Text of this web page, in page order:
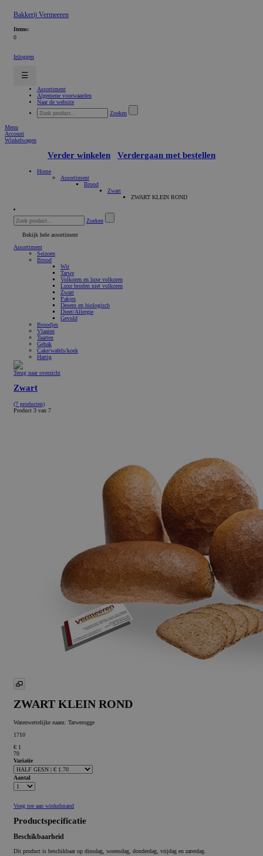
Bakkerij Vermeeren
Items:
0
Inloggen
☰
Assortiment
Algemene voorwaarden
Naar de website
Zoeken
Menu
Account
Winkelwagen
Verder winkelen Verdergaan met bestellen
Home
Assortiment
Brood
Zwart
ZWART KLEIN ROND
Zoeken
Bekijk hele assortiment
Assortiment
Seizoen
Brood
Wit
Tarwe
Volkoren en luxe volkoren
Luxe broden niet volkoren
Zwart
Pakjes
Desem en biologisch
Dieet/Allergie
Gevuld
Broodjes
Vlaaien
Taarten
Gebak
Cake/wafels/koek
Hartig
Terug naar overzicht
Zwart
(7 producten)
Product 3 van 7
ZWART KLEIN ROND
Warenwettelijke naam: Tarwerogge
1710
€ 1
70
Variatie
Aantal
Voeg toe aan winkelmand
Productspecificatie
Beschikbaarheid
Dit product is beschikbaar op dinsdag, woensdag, donderdag, vrijdag en zaterdag.